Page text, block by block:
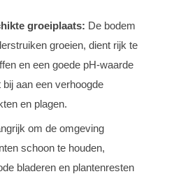
groeiplaats: De bodem
groeien, dient rijk te
en een goede pH-waarde
aan een verhoogde
en plagen.
om de omgeving
schoon te houden,
bladeren en plantenresten